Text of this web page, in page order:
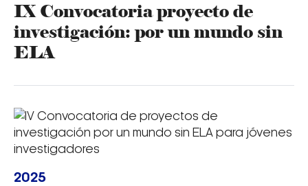
IX Convocatoria proyecto de
investigación: por un mundo sin
ELA
2025